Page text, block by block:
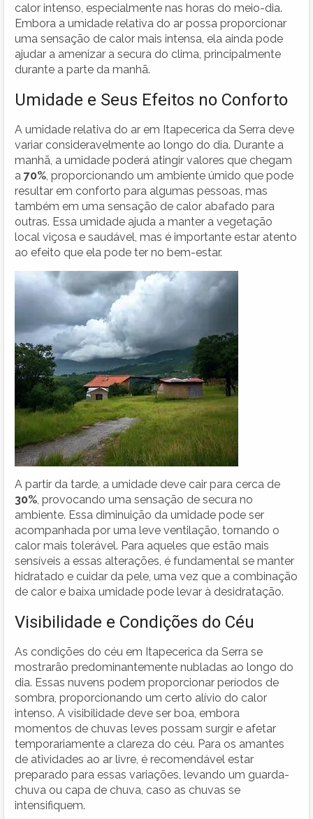
calor intenso, especialmente nas horas do meio-dia.
Embora a umidade relativa do ar possa proporcionar
uma sensação de calor mais intensa, ela ainda pode
ajudar a amenizar a secura do clima, principalmente
durante a parte da manhã.
Umidade e Seus Efeitos no Conforto
A umidade relativa do ar em Itapecerica da Serra deve
variar consideravelmente ao longo do dia. Durante a
manhã, a umidade poderá atingir valores que chegam
a 70% , proporcionando um ambiente úmido que pode
resultar em conforto para algumas pessoas, mas
também em uma sensação de calor abafado para
outras. Essa umidade ajuda a manter a vegetação
local viçosa e saudável, mas é importante estar atento
ao efeito que ela pode ter no bem-estar.
A partir da tarde, a umidade deve cair para cerca de
30% , provocando uma sensação de secura no
ambiente. Essa diminuição da umidade pode ser
acompanhada por uma leve ventilação, tornando o
calor mais tolerável. Para aqueles que estão mais
sensíveis a essas alterações, é fundamental se manter
hidratado e cuidar da pele, uma vez que a combinação
de calor e baixa umidade pode levar à desidratação.
Visibilidade e Condições do Céu
As condições do céu em Itapecerica da Serra se
mostrarão predominantemente nubladas ao longo do
dia. Essas nuvens podem proporcionar períodos de
sombra, proporcionando um certo alívio do calor
intenso. A visibilidade deve ser boa, embora
momentos de chuvas leves possam surgir e afetar
temporariamente a clareza do céu. Para os amantes
de atividades ao ar livre, é recomendável estar
preparado para essas variações, levando um guarda-
chuva ou capa de chuva, caso as chuvas se
intensifiquem.